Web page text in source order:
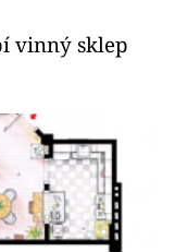
vinný sklep